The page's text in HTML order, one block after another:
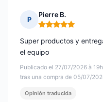
P
Pierre B.
Nota: 5 de 5
Publicado el 27/07/2026 à
tras una compra de 05/07/
Super productos y
el equipo
Opinión traducida